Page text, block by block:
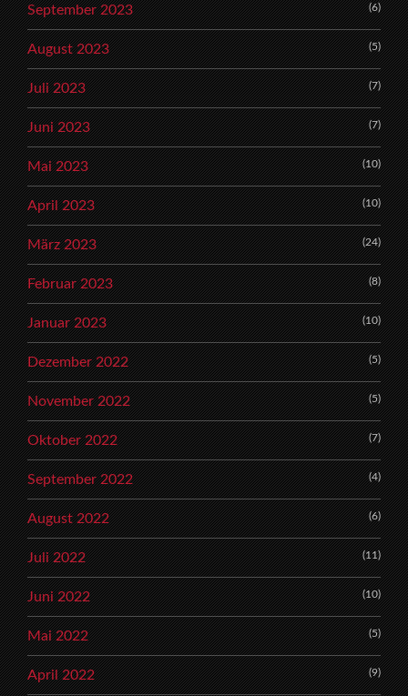
September 2023 (6)
August 2023 (5)
Juli 2023 (7)
Juni 2023 (7)
Mai 2023 (10)
April 2023 (10)
März 2023 (24)
Februar 2023 (8)
Januar 2023 (10)
Dezember 2022 (5)
November 2022 (5)
Oktober 2022 (7)
September 2022 (4)
August 2022 (6)
Juli 2022 (11)
Juni 2022 (10)
Mai 2022 (5)
April 2022 (9)